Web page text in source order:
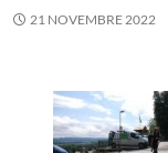
21 NOVEMBRE 2022